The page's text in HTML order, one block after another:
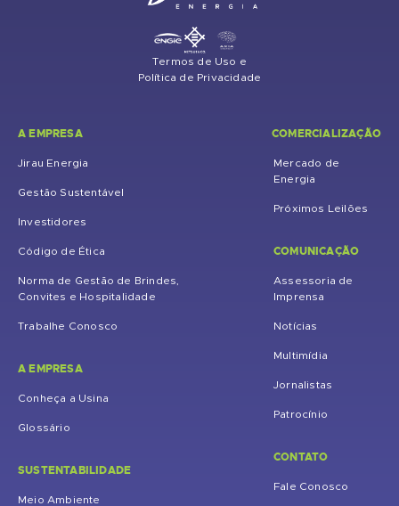
Termos de Uso e
Política de Privacidade
A EMPRESA
Jirau Energia
Gestão Sustentável
Investidores
Código de Ética
Norma de Gestão de Brindes,
Convites e Hospitalidade
Trabalhe Conosco
A EMPRESA
Conheça a Usina
Glossário
SUSTENTABILIDADE
Meio Ambiente
COMERCIALIZAÇÃO
Mercado de
Energia
Próximos Leilões
COMUNICAÇÃO
Assessoria de
Imprensa
Notícias
Multimídia
Jornalistas
Patrocínio
CONTATO
Fale Conosco